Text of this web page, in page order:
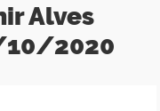
Alves
10/2020